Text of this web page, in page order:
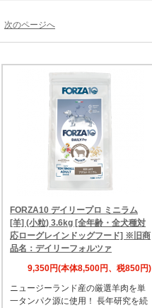
次のページへ
FORZA10 デイリープロ ミニラム
[羊] (小粒) 3.6kg [全年齢・全犬種対
応ローグレインドッグフード] ※旧商
品名：デイリーフォルツァ
9,350円(本体8,500円、税850円)
ニュージーランド産の厳選羊肉を単
一タンパク源に使用！ 長年研究を続